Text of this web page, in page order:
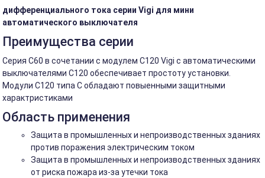
дифференциального тока серии Vigi для мини
автоматического выключателя
Преимущества серии
Серия С60 в сочетании с модулем С120 Vigi с автоматическими
выключателями С120 обеспечивает простоту установки.
Модули С120 типа C обладают повыенными защитными
характристиками
Область применения
Защита в промышленных и непроизводственных зданиях
против поражения электрическим током
Защита в промышленных и непроизводственных зданиях
от риска пожара из-за утечки тока